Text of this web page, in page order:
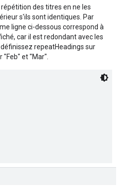
des titres en ne les
s'ils sont identiques. Par
ligne ci-dessous correspond à
car il est redondant avec les
repeatHeadings sur
et "Mar".